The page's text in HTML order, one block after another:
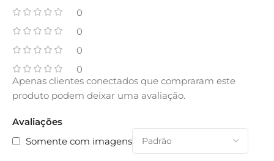
0
0
0
0
Avaliações
Somente com imagens
Apenas clientes conectados que compraram este
produto podem deixar uma avaliação.